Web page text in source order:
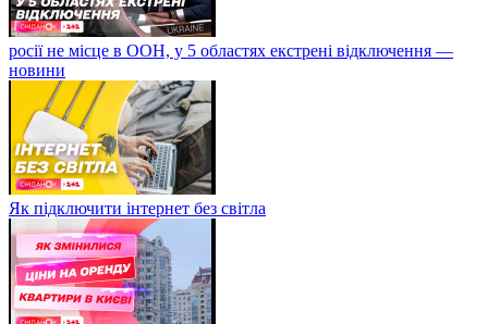
росії не місце в ООН, у 5 областях екстрені відключення —
новини
Як підключити інтернет без світла